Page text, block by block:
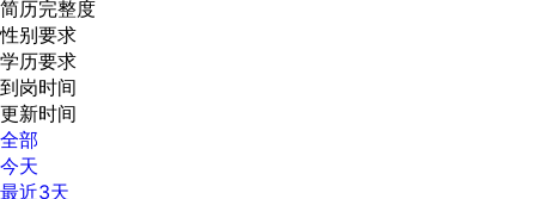
简历完整度
性别要求
学历要求
到岗时间
更新时间
全部
今天
最近3天